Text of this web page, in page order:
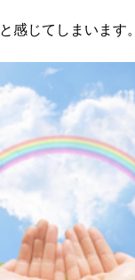
と感じてしまいます。